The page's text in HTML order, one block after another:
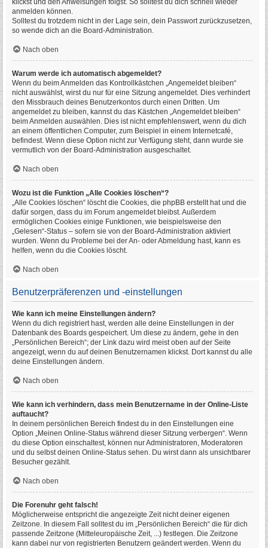
klickst und den Anweisungen folgst. So solltest du dich schnell wieder
anmelden können.
Solltest du trotzdem nicht in der Lage sein, dein Passwort zurückzusetzen,
so wende dich an die Board-Administration.
Nach oben
Warum werde ich automatisch abgemeldet?
Wenn du beim Anmelden das Kontrollkästchen „Angemeldet bleiben“
nicht auswählst, wirst du nur für eine Sitzung angemeldet. Dies verhindert
den Missbrauch deines Benutzerkontos durch einen Dritten. Um
angemeldet zu bleiben, kannst du das Kästchen „Angemeldet bleiben“
beim Anmelden auswählen. Dies ist nicht empfehlenswert, wenn du dich
an einem öffentlichen Computer, zum Beispiel in einem Internetcafé,
befindest. Wenn diese Option nicht zur Verfügung steht, dann wurde sie
vermutlich von der Board-Administration ausgeschaltet.
Nach oben
Wozu ist die Funktion „Alle Cookies löschen“?
„Alle Cookies löschen“ löscht die Cookies, die phpBB erstellt hat und die
dafür sorgen, dass du im Forum angemeldet bleibst. Außerdem
ermöglichen Cookies einige Funktionen, wie beispielsweise den
„Gelesen“-Status – sofern sie von der Board-Administration aktiviert
wurden. Wenn du Probleme bei der An- oder Abmeldung hast, kann es
helfen, wenn du die Cookies löscht.
Nach oben
Benutzerpräferenzen und -einstellungen
Wie kann ich meine Einstellungen ändern?
Wenn du dich registriert hast, werden alle deine Einstellungen in der
Datenbank des Boards gespeichert. Um diese zu ändern, gehe in den
„Persönlichen Bereich“; der Link dazu wird meist oben auf der Seite
angezeigt, wenn du auf deinen Benutzernamen klickst. Dort kannst du alle
deine Einstellungen ändern.
Nach oben
Wie kann ich verhindern, dass mein Benutzername in der Online-Liste
auftaucht?
In deinem persönlichen Bereich findest du in den Einstellungen eine
Option „Meinen Online-Status während dieser Sitzung verbergen“. Wenn
du diese Option einschaltest, können nur Administratoren, Moderatoren
und du selbst deinen Online-Status sehen. Du wirst dann als unsichtbarer
Besucher gezählt.
Nach oben
Die Forenuhr geht falsch!
Möglicherweise entspricht die angezeigte Zeit nicht deiner eigenen
Zeitzone. In diesem Fall solltest du im „Persönlichen Bereich“ die für dich
passende Zeitzone (Mitteleuropäische Zeit, ...) festlegen. Die Zeitzone
kann dabei nur von registrierten Benutzern geändert werden. Wenn du